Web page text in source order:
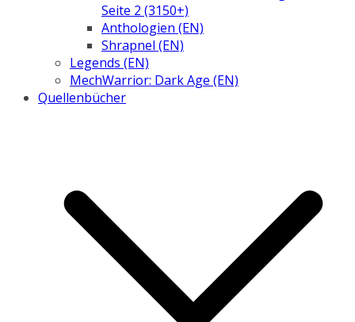
Seite 2 (3150+)
Anthologien (EN)
Shrapnel (EN)
Legends (EN)
MechWarrior: Dark Age (EN)
Quellenbücher